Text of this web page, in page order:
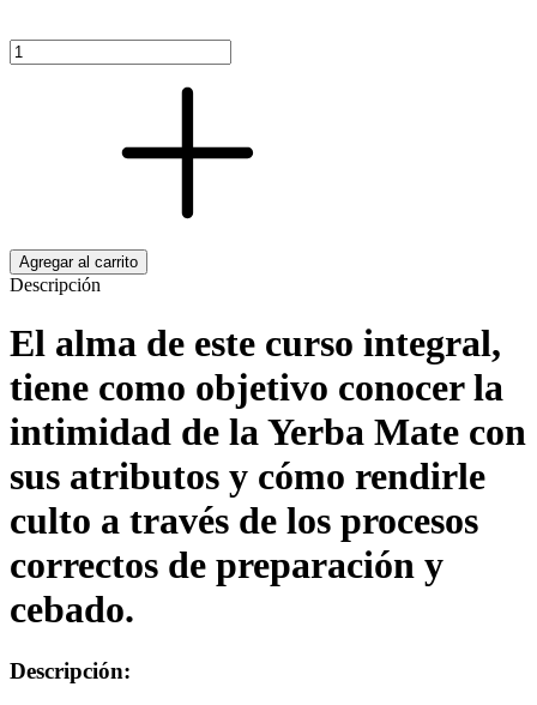
Descripción
El alma de este curso integral,
tiene como objetivo conocer la
intimidad de la Yerba Mate con
sus atributos y cómo rendirle
culto a través de los procesos
correctos de preparación y
cebado.
Descripción: